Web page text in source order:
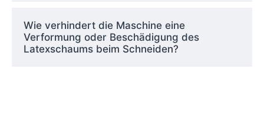
Wie verhindert die Maschine eine
Verformung oder Beschädigung des
Latexschaums beim Schneiden?